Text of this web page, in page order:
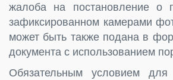
жалоба на постановление о
зафиксированном камерами
может быть также подана в
документа с использованием
Обязательным условием для